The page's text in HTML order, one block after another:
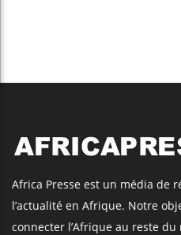
Africa Presse est un média de
l’actualité en Afrique. Notre
connecter l’Afrique au reste du